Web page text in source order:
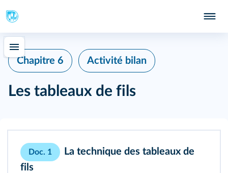
Chapitre 6 Activité bilan
Les tableaux de fils
Doc. 1
La technique des tableaux de
fils